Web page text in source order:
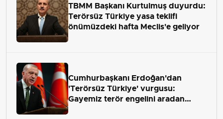
TBMM Başkanı Kurtulmuş duyurdu:
Terörsüz Türkiye yasa teklifi
önümüzdeki hafta Meclis'e geliyor
Cumhurbaşkanı Erdoğan'dan
'Terörsüz Türkiye' vurgusu:
Gayemiz terör engelini aradan